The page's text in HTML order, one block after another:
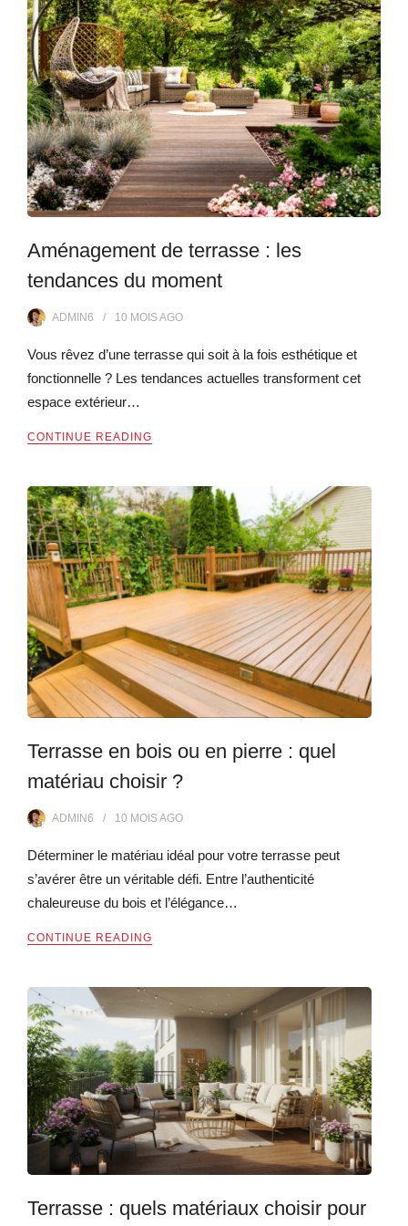
Aménagement de terrasse : les
tendances du moment
ADMIN6 10 MOISAGO
Vous rêvez d’une terrasse qui soit à la fois esthétique et
fonctionnelle ? Les tendances actuelles transforment cet
espace extérieur…
CONTINUE READING
Terrasse en bois ou en pierre : quel
matériau choisir ?
ADMIN6 10 MOISAGO
Déterminer le matériau idéal pour votre terrasse peut
s’avérer être un véritable défi. Entre l’authenticité
chaleureuse du bois et l’élégance…
CONTINUE READING
Terrasse : quels matériaux choisir pour